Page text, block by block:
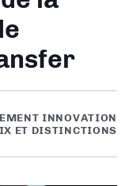
INNOVATION
ET DISTINCTIONS